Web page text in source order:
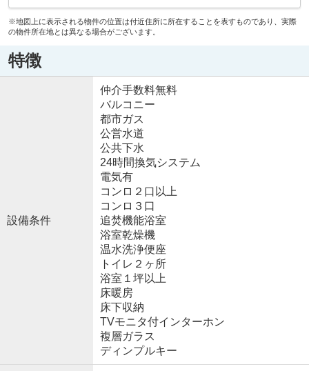
※地図上に表示される物件の位置は付近住所に所在することを表すものであり、実際
の物件所在地とは異なる場合がございます。
特徴
設備条件
仲介手数料無料
バルコニー
都市ガス
公営水道
公共下水
24時間換気システム
電気有
コンロ２口以上
コンロ３口
追焚機能浴室
浴室乾燥機
温水洗浄便座
トイレ２ヶ所
浴室１坪以上
床暖房
床下収納
TVモニタ付インターホン
複層ガラス
ディンプルキー